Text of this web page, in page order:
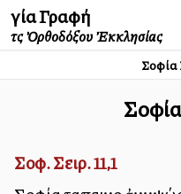
Ἁγία Γραφή
τῆς Ὀρθοδόξου Ἐκκλησίας
Σοφία
Σοφ. Σειρ. 11,1